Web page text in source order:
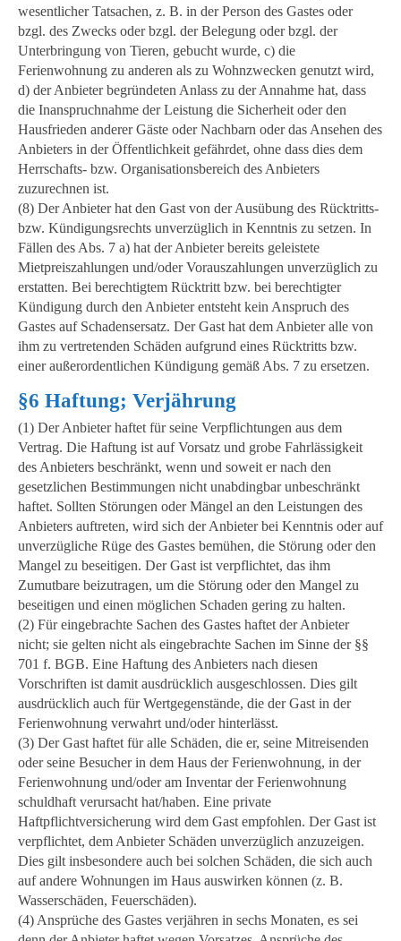
wesentlicher Tatsachen, z. B. in der Person des Gastes oder
bzgl. des Zwecks oder bzgl. der Belegung oder bzgl. der
Unterbringung von Tieren, gebucht wurde, c) die
Ferienwohnung zu anderen als zu Wohnzwecken genutzt wird,
d) der Anbieter begründeten Anlass zu der Annahme hat, dass
die Inanspruchnahme der Leistung die Sicherheit oder den
Hausfrieden anderer Gäste oder Nachbarn oder das Ansehen des
Anbieters in der Öffentlichkeit gefährdet, ohne dass dies dem
Herrschafts- bzw. Organisationsbereich des Anbieters
zuzurechnen ist.
(8) Der Anbieter hat den Gast von der Ausübung des Rücktritts-
bzw. Kündigungsrechts unverzüglich in Kenntnis zu setzen. In
Fällen des Abs. 7 a) hat der Anbieter bereits geleistete
Mietpreiszahlungen und/oder Vorauszahlungen unverzüglich zu
erstatten. Bei berechtigtem Rücktritt bzw. bei berechtigter
Kündigung durch den Anbieter entsteht kein Anspruch des
Gastes auf Schadensersatz. Der Gast hat dem Anbieter alle von
ihm zu vertretenden Schäden aufgrund eines Rücktritts bzw.
einer außerordentlichen Kündigung gemäß Abs. 7 zu ersetzen.
§6 Haftung; Verjährung
(1) Der Anbieter haftet für seine Verpflichtungen aus dem
Vertrag. Die Haftung ist auf Vorsatz und grobe Fahrlässigkeit
des Anbieters beschränkt, wenn und soweit er nach den
gesetzlichen Bestimmungen nicht unabdingbar unbeschränkt
haftet. Sollten Störungen oder Mängel an den Leistungen des
Anbieters auftreten, wird sich der Anbieter bei Kenntnis oder auf
unverzügliche Rüge des Gastes bemühen, die Störung oder den
Mangel zu beseitigen. Der Gast ist verpflichtet, das ihm
Zumutbare beizutragen, um die Störung oder den Mangel zu
beseitigen und einen möglichen Schaden gering zu halten.
(2) Für eingebrachte Sachen des Gastes haftet der Anbieter
nicht; sie gelten nicht als eingebrachte Sachen im Sinne der §§
701 f. BGB. Eine Haftung des Anbieters nach diesen
Vorschriften ist damit ausdrücklich ausgeschlossen. Dies gilt
ausdrücklich auch für Wertgegenstände, die der Gast in der
Ferienwohnung verwahrt und/oder hinterlässt.
(3) Der Gast haftet für alle Schäden, die er, seine Mitreisenden
oder seine Besucher in dem Haus der Ferienwohnung, in der
Ferienwohnung und/oder am Inventar der Ferienwohnung
schuldhaft verursacht hat/haben. Eine private
Haftpflichtversicherung wird dem Gast empfohlen. Der Gast ist
verpflichtet, dem Anbieter Schäden unverzüglich anzuzeigen.
Dies gilt insbesondere auch bei solchen Schäden, die sich auch
auf andere Wohnungen im Haus auswirken können (z. B.
Wasserschäden, Feuerschäden).
(4) Ansprüche des Gastes verjähren in sechs Monaten, es sei